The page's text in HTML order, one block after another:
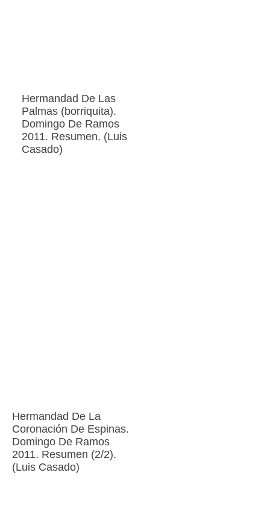
Hermandad De Las
Palmas (borriquita).
Domingo De Ramos
2011. Resumen. (Luis
Casado)
Hermandad De La
Coronación De Espinas.
Domingo De Ramos
2011. Resumen (2/2).
(Luis Casado)